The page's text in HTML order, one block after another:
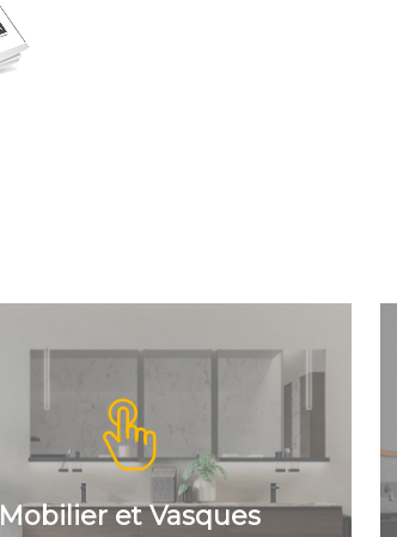
Mobilier et Vasques
Vasques et lavabos
Armoires de toilette et
miroirs